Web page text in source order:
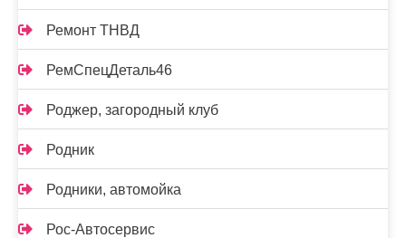
Ремонт ТНВД
РемСпецДеталь46
Роджер, загородный клуб
Родник
Родники, автомойка
Рос-Автосервис